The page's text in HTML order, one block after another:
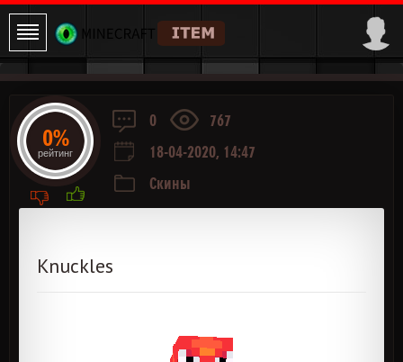
0
767
18-04-2020, 14:47
Скины
Knuckles
0%
рейтинг